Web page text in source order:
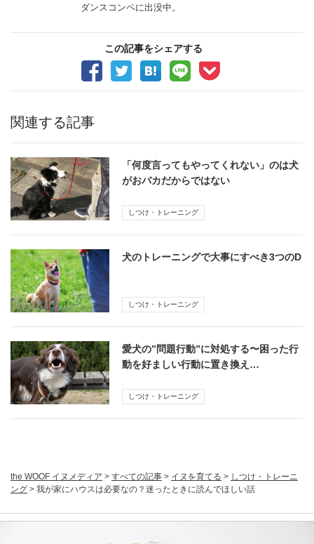
ダンスコンペに出没中。
この記事をシェアする
関連する記事
「何度言ってもやってくれない」のは犬
がおバカだからではない
しつけ・トレーニング
犬のトレーニングで大事にすべき3つのD
しつけ・トレーニング
愛犬の”問題行動”に対処する〜困った行
動を好ましい行動に置き換え…
しつけ・トレーニング
the WOOF イヌメディア > すべての記事 > イヌを育てる > しつけ・トレーニ
ング > 我が家にハウスは必要なの？迷ったときに読んでほしい話